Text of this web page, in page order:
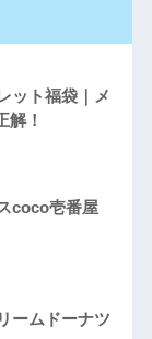
ット福袋｜メ
解！
coco壱番屋
ームドーナツ